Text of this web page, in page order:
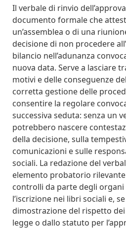
Il verbale di rinvio
documento formale che
un’assemblea o di una
decisione di non procedere
bilancio nell’adunanza
nuova data. Serve a lasciare
motivi e delle conseguenze
corretta gestione delle
consentire la regolare
successiva seduta: senza un
potrebbero nascere
della decisione, sulla
comunicazioni e sulle
sociali. La redazione del
elemento probatorio
controlli da parte degli organi
l’iscrizione nei libri sociali e,
dimostrazione del rispetto
legge o dallo statuto per